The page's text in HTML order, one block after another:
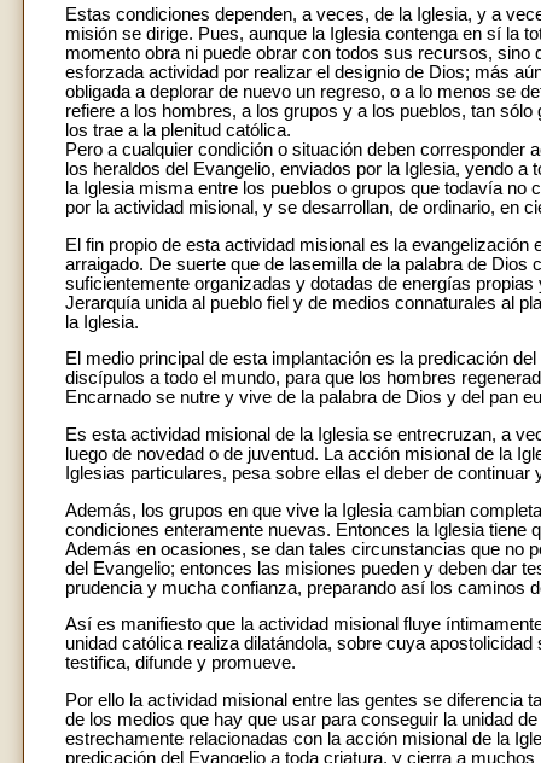
Estas condiciones dependen, a veces, de la Iglesia, y a
misión se dirige. Pues, aunque la Iglesia contenga en sí la
momento obra ni puede obrar con todos sus recursos,
esforzada actividad por realizar el designio de Dios; más
obligada a deplorar de nuevo un regreso, o a lo menos se
refiere a los hombres, a los grupos y a los pueblos, tan
los trae a la plenitud católica.
Pero a cualquier condición o situación deben
los heraldos del Evangelio, enviados por la Iglesia, yendo
la Iglesia misma entre los pueblos o grupos que todavía
por la actividad misional, y se desarrollan, de ordinario, en
El fin propio de esta actividad misional es la
arraigado. De suerte que de lasemilla de la palabra de
suficientemente organizadas y dotadas de energías
Jerarquía unida al pueblo fiel y de medios connaturales al
la Iglesia.
El medio principal de esta implantación es la predicación
discípulos a todo el mundo, para que los hombres
Encarnado se nutre y vive de la palabra de Dios y del pan
Es esta actividad misional de la Iglesia se entrecruzan, a
luego de novedad o de juventud. La acción misional de la
Iglesias particulares, pesa sobre ellas el deber de
Además, los grupos en que vive la Iglesia cambian
condiciones enteramente nuevas. Entonces la Iglesia
Además en ocasiones, se dan tales circunstancias que no
del Evangelio; entonces las misiones pueden y deben dar
prudencia y mucha confianza, preparando así los caminos
Así es manifiesto que la actividad misional fluye
unidad católica realiza dilatándola, sobre cuya
testifica, difunde y promueve.
Por ello la actividad misional entre las gentes se diferencia
de los medios que hay que usar para conseguir la unidad
estrechamente relacionadas con la acción misional de la
predicación del Evangelio a toda criatura, y cierra a